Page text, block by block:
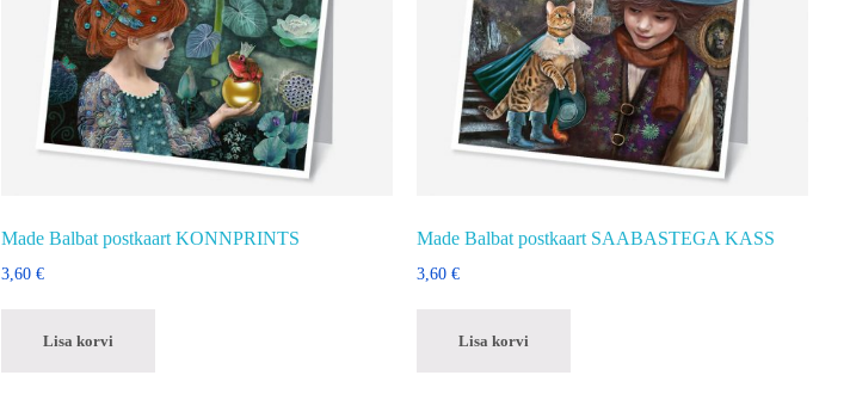
Made Balbat postkaart KONNPRINTS
3,60 €
Lisa korvi
Made Balbat postkaart SAABASTEGA KASS
3,60€
Lisa korvi